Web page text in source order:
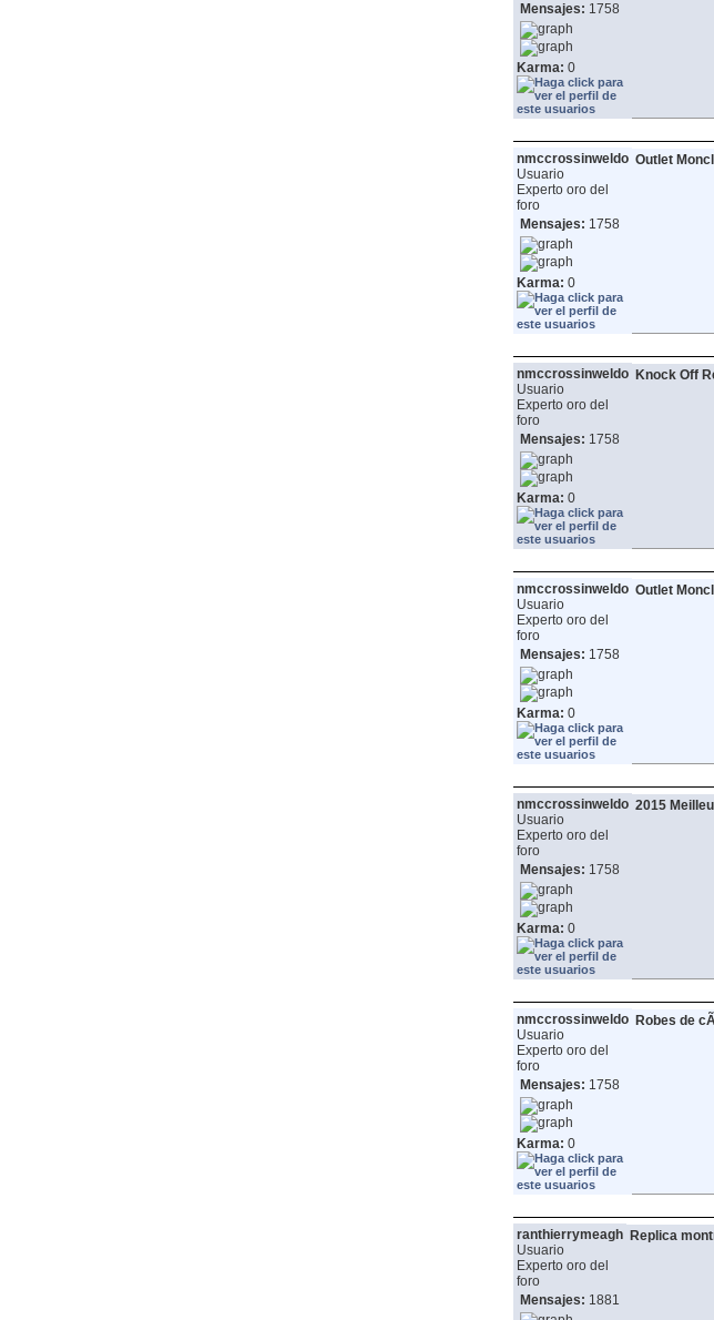
Mensajes: 1758
Karma: 0
nmccrossinweldo
Usuario
Experto oro del
foro
Mensajes: 1758
Karma: 0
Outlet
nmccrossinweldo
Usuario
Experto oro del
foro
Mensajes: 1758
Karma: 0
Knock Off
nmccrossinweldo
Usuario
Experto oro del
foro
Mensajes: 1758
Karma: 0
Outlet
nmccrossinweldo
Usuario
Experto oro del
foro
Mensajes: 1758
Karma: 0
2015
nmccrossinweldo
Usuario
Experto oro del
foro
Mensajes: 1758
Karma: 0
Robes de
ranthierrymeagh
Usuario
Experto oro del
foro
Mensajes: 1881
Replica